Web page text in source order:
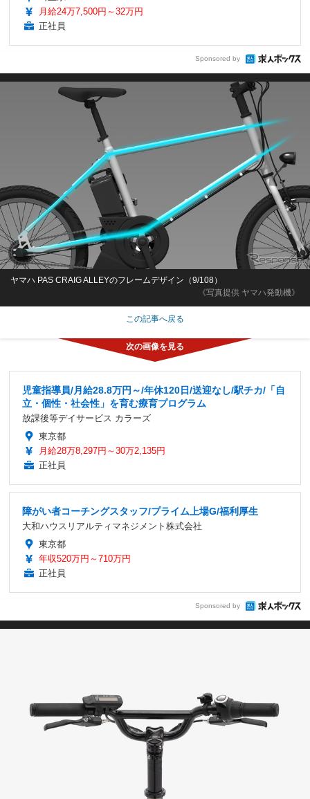
月給24万7,500円～32万円
正社員
Sponsored by
《写真提供 ヤマハ発動機》
ヤマハ PAS CRAIG ALLEYのフレームデザイン（9/108）
この記事へ戻る
児童指導員/月給28.8万円～/年休120日/送迎なし/駅チカ/「自
立・個性・社会性」を育む療育プログラム
放課後等デイサービス カラーズ
東京都
月給28万8,297円～30万2,135円
正社員
障がい者コーチングスタッフ/プライム上場G/福利厚生
大和ハウスリアルティマネジメント株式会社
東京都
年収520万円～710万円
正社員
Sponsored by